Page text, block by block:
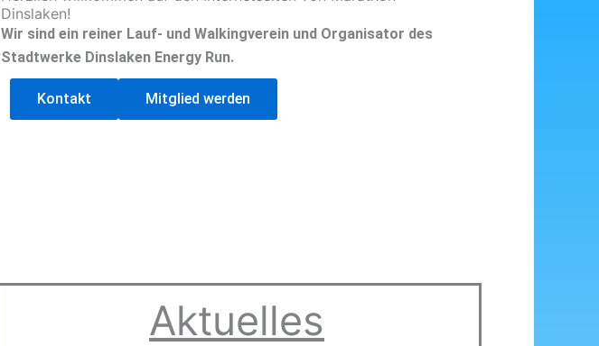
Dinslaken!
Wir sind ein reiner Lauf- und Walkingverein und Organisator des
Stadtwerke Dinslaken Energy Run.
Kontakt Mitglied werden
Aktuelles